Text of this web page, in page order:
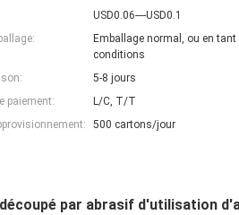
USD0.06----USD0.1
Emballage normal, ou en tant
conditions
5-8 jours
paiement:
L/C, T/T
500 cartons/jour
par abrasif d'utilisation